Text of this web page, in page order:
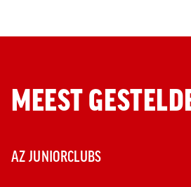
MEEST
AZ JUNIORCLUBS